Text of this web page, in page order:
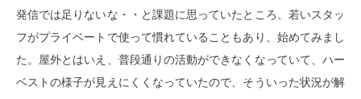
発信では足りないな・・と課題に思っていたところ、若いスタッ
フがプライベートで使って慣れていることもあり、始めてみまし
た。屋外とはいえ、普段通りの活動ができなくなっていて、ハー
ベストの様子が見えにくくなっていたので、そういった状況が解